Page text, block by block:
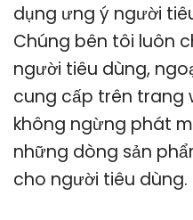
dụng ưng ý người
Chúng bên tôi luôn
người tiêu dùng,
cung cấp trên trang
không ngừng phát
những dòng sản
cho người tiêu dùng.